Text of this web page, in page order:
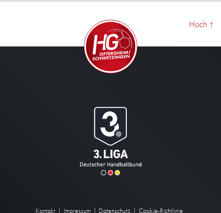
Hoch ↑
Kontakt Impressum Datenschutz Cookie-Richtlinie